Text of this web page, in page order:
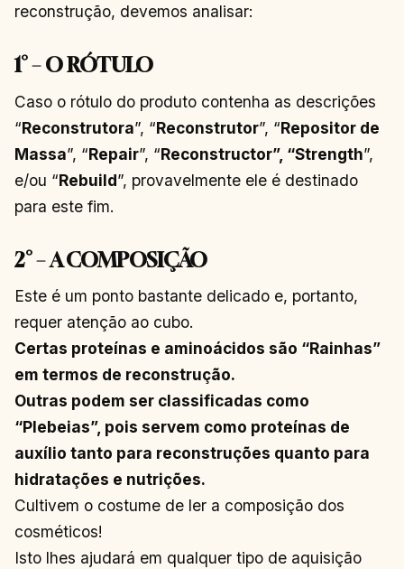
reconstrução, devemos analisar:
1° – O RÓTULO
Caso o rótulo do produto contenha as descrições
“Reconstrutora”, “Reconstrutor”, “Repositor de
Massa”, “Repair”, “Reconstructor”, “Strength”,
e/ou “Rebuild”, provavelmente ele é destinado
para este fim.
2° – A COMPOSIÇÃO
Este é um ponto bastante delicado e, portanto,
requer atenção ao cubo.
Certas proteínas e aminoácidos são “Rainhas”
em termos de reconstrução.
Outras podem ser classificadas como
“Plebeias”, pois servem como proteínas de
auxílio tanto para reconstruções quanto para
hidratações e nutrições.
Cultivem o costume de ler a composição dos
cosméticos!
Isto lhes ajudará em qualquer tipo de aquisição